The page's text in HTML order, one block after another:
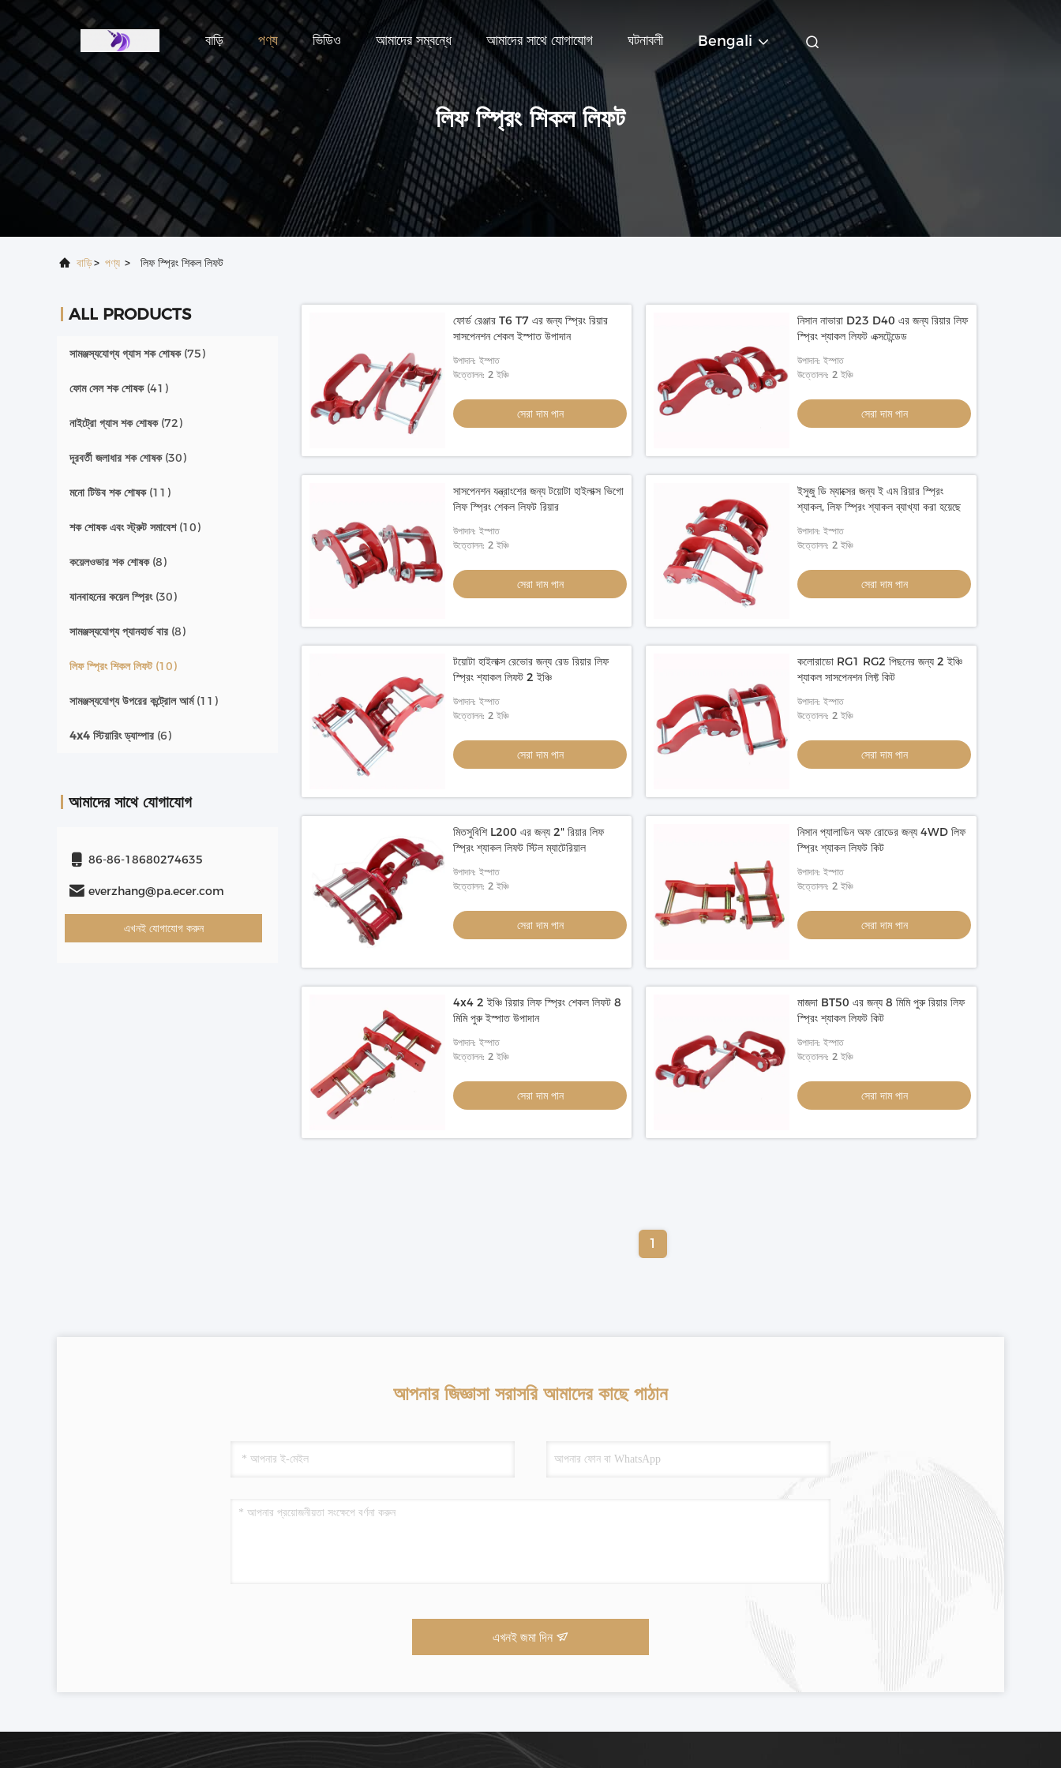
বাড়ি পণ্য ভিডিও আমাদের সম্বন্ধে আমাদের সাথে যোগাযোগ ঘটনাবলী Bengali
লিফ স্প্রিং শিকল লিফট
বাড়ি> পণ্য > লিফ স্প্রিং শিকল লিফট
ALL PRODUCTS
সামঞ্জস্যযোগ্য গ্যাস শক শোষক(75)
ফোম সেল শক শোষক(41)
নাইট্রো গ্যাস শক শোষক(72)
দূরবর্তী জলাধার শক শোষক(30)
মনো টিউব শক শোষক(11)
শক শোষক এবং স্ট্রুট সমাবেশ(10)
কয়েলওভার শক শোষক(8)
যানবাহনের কয়েল স্প্রিং(30)
সামঞ্জস্যযোগ্য প্যানহার্ড বার (8)
লিফ স্প্রিং শিকল লিফট (10)
সামঞ্জস্যযোগ্য উপরের কন্ট্রোল আর্ম(11)
4x4 স্টিয়ারিং ড্যাম্পার (6)
আমাদের সাথে যোগাযোগ
86-86-18680274635
everzhang@pa.ecer.com
এখনই যোগাযোগ করুন
ফোর্ড রেঞ্জার T6 T7 এর জন্য স্প্রিং রিয়ার
সাসপেনশন শেকল ইস্পাত উপাদান
উপাদান: ইস্পাত
উত্তোলন: 2 ইঞ্চি
সেরা দাম পান
নিসান নাভারা D23 D40 এর জন্য রিয়ার লিফ
স্প্রিং শ্যাকল লিফট এক্সটেন্ডেড
উপাদান: ইস্পাত
উত্তোলন: 2 ইঞ্চি
সেরা দাম পান
সাসপেনশন যন্ত্রাংশের জন্য টয়োটা হাইলাক্স ভিগো
লিফ স্প্রিং শেকল লিফট রিয়ার
উপাদান: ইস্পাত
উত্তোলন: 2 ইঞ্চি
সেরা দাম পান
ইসুজু ডি ম্যাক্সের জন্য ই এম রিয়ার স্প্রিং
শ্যাকল, লিফ স্প্রিং শ্যাকল ব্যাখ্যা করা হয়েছে
উপাদান: ইস্পাত
উত্তোলন: 2 ইঞ্চি
সেরা দাম পান
টয়োটা হাইলাক্স রেভোর জন্য রেড রিয়ার লিফ
স্প্রিং শ্যাকল লিফট 2 ইঞ্চি
উপাদান: ইস্পাত
উত্তোলন: 2 ইঞ্চি
সেরা দাম পান
কলোরাডো RG1 RG2 পিছনের জন্য 2 ইঞ্চি
শ্যাকল সাসপেনশন লিফ্ট কিট
উপাদান: ইস্পাত
উত্তোলন: 2 ইঞ্চি
সেরা দাম পান
মিতসুবিশি L200 এর জন্য 2" রিয়ার লিফ
স্প্রিং শ্যাকল লিফট স্টিল ম্যাটেরিয়াল
উপাদান: ইস্পাত
উত্তোলন: 2 ইঞ্চি
সেরা দাম পান
নিসান প্যালাডিন অফ রোডের জন্য 4WD লিফ
স্প্রিং শ্যাকল লিফট কিট
উপাদান: ইস্পাত
উত্তোলন: 2 ইঞ্চি
সেরা দাম পান
4x4 2 ইঞ্চি রিয়ার লিফ স্প্রিং শেকল লিফট 8
মিমি পুরু ইস্পাত উপাদান
উপাদান: ইস্পাত
উত্তোলন: 2 ইঞ্চি
সেরা দাম পান
মাজদা BT50 এর জন্য 8 মিমি পুরু রিয়ার লিফ
স্প্রিং শ্যাকল লিফট কিট
উপাদান: ইস্পাত
উত্তোলন: 2 ইঞ্চি
সেরা দাম পান
1
আপনার জিজ্ঞাসা সরাসরি আমাদের কাছে পাঠান
এখনই জমা দিন